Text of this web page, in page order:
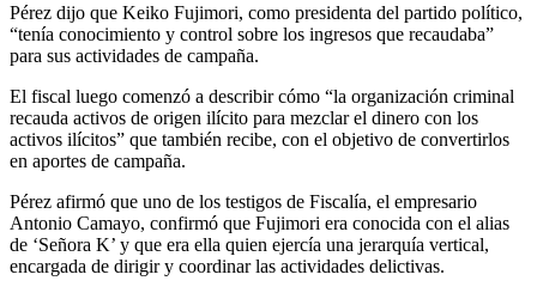
Pérez dijo que Keiko Fujimori, como presidenta del partido político,
“tenía conocimiento y control sobre los ingresos que recaudaba”
para sus actividades de campaña.
El fiscal luego comenzó a describir cómo “la organización criminal
recauda activos de origen ilícito para mezclar el dinero con los
activos ilícitos” que también recibe, con el objetivo de convertirlos
en aportes de campaña.
Pérez afirmó que uno de los testigos de Fiscalía, el empresario
Antonio Camayo, confirmó que Fujimori era conocida con el alias
de ‘Señora K’ y que era ella quien ejercía una jerarquía vertical,
encargada de dirigir y coordinar las actividades delictivas.